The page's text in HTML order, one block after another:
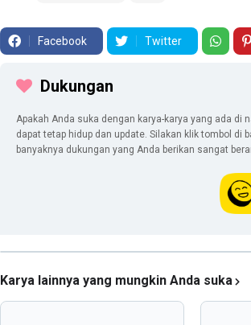
Facebook Twitter
Dukungan
Apakah Anda suka dengan karya-karya yang ada di
dapat tetap hidup dan update. Silakan klik tombol di
banyaknya dukungan yang Anda berikan sangat
Karya lainnya yang mungkin Anda suka